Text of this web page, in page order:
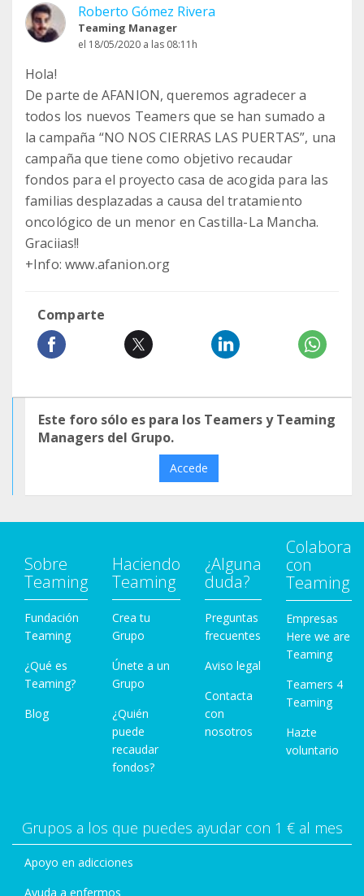
Roberto Gómez Rivera
Teaming Manager
el 18/05/2020 a las 08:11h
Hola!
De parte de AFANION, queremos agradecer a
todos los nuevos Teamers que se han sumado a
la campaña “NO NOS CIERRAS LAS PUERTAS”, una
campaña que tiene como objetivo recaudar
fondos para el proyecto casa de acogida para las
familias desplazadas a causa del tratamiento
oncológico de un menor en Castilla-La Mancha.
Graciias!!
+Info: www.afanion.org
Comparte
Este foro sólo es para los Teamers y Teaming
Managers del Grupo.
Accede
Sobre
Teaming
Fundación
Teaming
¿Qué es
Teaming?
Blog
Haciendo
Teaming
Crea tu
Grupo
Únete a un
Grupo
¿Quién
puede
recaudar
fondos?
¿Alguna
duda?
Preguntas
frecuentes
Aviso legal
Contacta
con
nosotros
Colabora
con
Teaming
Empresas
Here we are
Teaming
Teamers 4
Teaming
Hazte
voluntario
Grupos a los que puedes ayudar con 1 € al mes
Apoyo en adicciones
Ayuda a enfermos